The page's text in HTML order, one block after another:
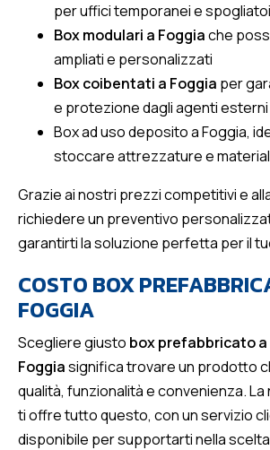
per uffici temporanei e spogliatoi
Box modulari a Foggiache
ampliati e personalizzati
Box coibentati a Foggia per
e protezione dagli agenti esterni
Box ad uso deposito a Foggia,
stoccare attrezzature e
Grazie ai nostri prezzi competitivi e
richiedere un preventivo
garantirti la soluzione perfetta per il
COSTO BOX
FOGGIA
Scegliere giusto box prefabbricato a
Foggiasignifica trovare un prodotto
qualità, funzionalità e convenienza.
ti offre tutto questo, con un servizio
disponibile per supportarti nella